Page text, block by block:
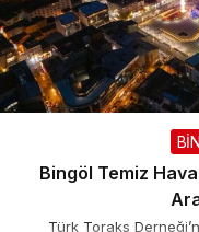
Bingöl Temiz
Türk Toraks